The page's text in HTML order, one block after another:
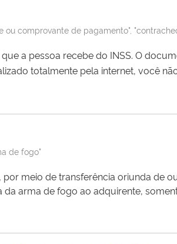
ou comprovante de pagamento",
a pessoa recebe do INSS. O
é realizado totalmente pela internet,
de fogo"
meio de transferência oriunda de
arma de fogo ao adquirente,
em vista a possibilidade de
A transferência antecipada da arma